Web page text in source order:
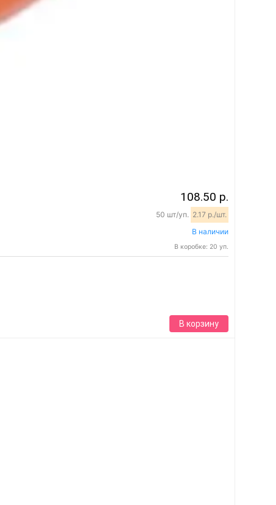
108.50 р.
50 шт/уп. 2.17 р./шт.
В наличии
В коробке: 20 уп.
В корзину